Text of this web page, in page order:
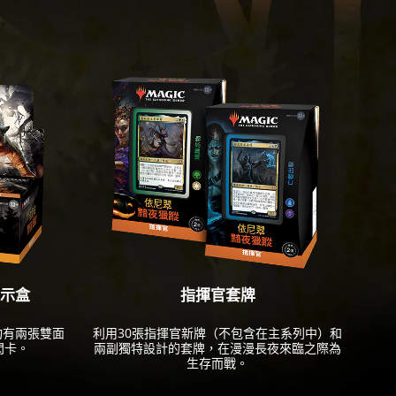
盒
兩張雙面
。
指揮官套牌
利用30張指揮官新牌（不包含在主系列中）和
兩副獨特設計的套牌，在漫漫長夜來臨之際為
生存而戰。